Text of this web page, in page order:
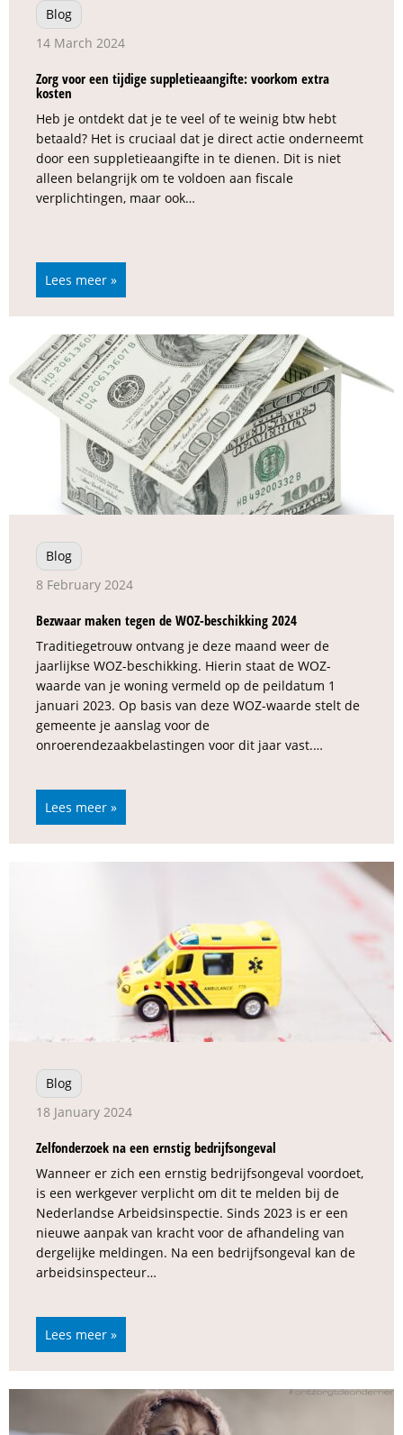
Blog
14 March 2024
Zorg voor een tijdige suppletieaangifte: voorkom extra
kosten
Heb je ontdekt dat je te veel of te weinig btw hebt
betaald? Het is cruciaal dat je direct actie onderneemt
door een suppletieaangifte in te dienen. Dit is niet
alleen belangrijk om te voldoen aan fiscale
verplichtingen, maar ook…
Lees meer »
Blog
8 February 2024
Bezwaar maken tegen de WOZ-beschikking 2024
Traditiegetrouw ontvang je deze maand weer de
jaarlijkse WOZ-beschikking. Hierin staat de WOZ-
waarde van je woning vermeld op de peildatum 1
januari 2023. Op basis van deze WOZ-waarde stelt de
gemeente je aanslag voor de
onroerendezaakbelastingen voor dit jaar vast.…
Lees meer »
Blog
18 January 2024
Zelfonderzoek na een ernstig bedrijfsongeval
Wanneer er zich een ernstig bedrijfsongeval voordoet,
is een werkgever verplicht om dit te melden bij de
Nederlandse Arbeidsinspectie. Sinds 2023 is er een
nieuwe aanpak van kracht voor de afhandeling van
dergelijke meldingen. Na een bedrijfsongeval kan de
arbeidsinspecteur…
Lees meer »